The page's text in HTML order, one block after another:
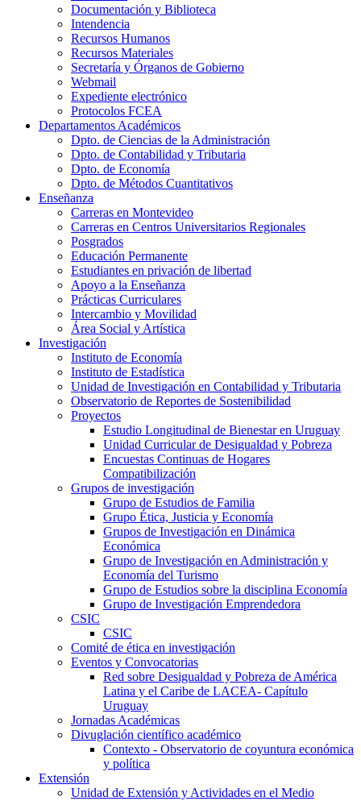
Documentación y Biblioteca
Intendencia
Recursos Humanos
Recursos Materiales
Secretaría y Órganos de Gobierno
Webmail
Expediente electrónico
Protocolos FCEA
Departamentos Académicos
Dpto. de Ciencias de la Administración
Dpto. de Contabilidad y Tributaria
Dpto. de Economía
Dpto. de Métodos Cuantitativos
Enseñanza
Carreras en Montevideo
Carreras en Centros Universitarios Regionales
Posgrados
Educación Permanente
Estudiantes en privación de libertad
Apoyo a la Enseñanza
Prácticas Curriculares
Intercambio y Movilidad
Área Social y Artística
Investigación
Instituto de Economía
Instituto de Estadística
Unidad de Investigación en Contabilidad y Tributaria
Observatorio de Reportes de Sostenibilidad
Proyectos
Estudio Longitudinal de Bienestar en Uruguay
Unidad Curricular de Desigualdad y Pobreza
Encuestas Continuas de Hogares
Compatibilización
Grupos de investigación
Grupo de Estudios de Familia
Grupo Ética, Justicia y Economía
Grupos de Investigación en Dinámica
Económica
Grupo de Investigación en Administración y
Economía del Turismo
Grupo de Estudios sobre la disciplina Economía
Grupo de Investigación Emprendedora
CSIC
CSIC
Comité de ética en investigación
Eventos y Convocatorias
Red sobre Desigualdad y Pobreza de América
Latina y el Caribe de LACEA- Capítulo
Uruguay
Jornadas Académicas
Divuglación científico académico
Contexto - Observatorio de coyuntura económica
y política
Extensión
Unidad de Extensión y Actividades en el Medio